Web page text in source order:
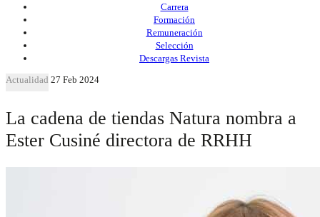
Carrera
Formación
Remuneración
Selección
Descargas Revista
Actualidad 27 Feb 2024
La cadena de tiendas Natura nombra a
Ester Cusiné directora de RRHH